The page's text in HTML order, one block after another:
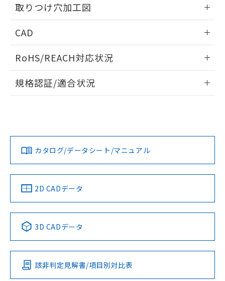
取りつけ穴加工図
CAD
ドすることができます。
ログイン/会員登録
ダウンロードデータをご利用いただく前に、以下を必ずお読
みください。
ソフトウェアの使用条件
RoHS/REACH対応状況
EU RoHS 注意事項・凡例
対応済み
中国 RoHS 注意事項・凡例
Pb Hg Cd Cr(VI)
O
規格認証/適合状況
カタログ/データシート/マニュアル
2D CADデータ
3D CADデータ
該非判定見解書/項目別対比表